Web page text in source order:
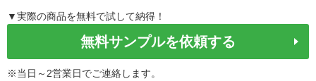
▼実際の商品を無料で試して納得！
無料サンプルを依頼する
※当日～2営業日でご連絡します。